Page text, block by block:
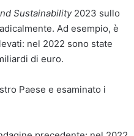
Sustainability2023 sullo
Ad esempio, è
nel 2022 sono state
di euro.
Paese e esaminato i